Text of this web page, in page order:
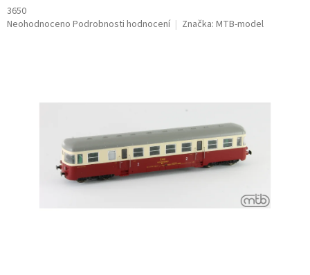
3650
Průměrné
Neohodnoceno Podrobnosti hodnocení Značka: MTB-model